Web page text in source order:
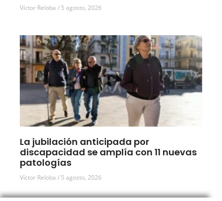
Víctor Reloba 5 agosto, 2026
La jubilación anticipada por
discapacidad se amplía con 11 nuevas
patologías
Víctor Reloba 5 agosto, 2026